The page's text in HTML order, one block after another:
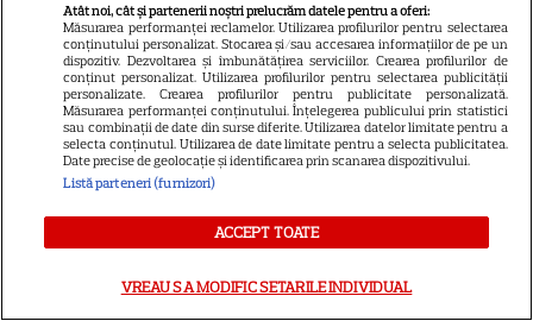
11
„Povestea peștelui posac”,
aventura animată inspirată
dintr-un bestseller The New
York Times, ajunge în
cinematografe pe 7 august
16
NETFLIX
Noutăți Netflix în august 2026:
noile sezoane din „Outer
Atât noi, cât și partenerii noștri prelucrăm datele pentru a oferi:
Măsurarea performanței reclamelor. Utilizarea profilurilor pentru selectarea
conținutului personalizat. Stocarea și/sau accesarea informațiilor de pe un
dispozitiv. Dezvoltarea și îmbunătățirea serviciilor. Crearea profilurilor de
conținut personalizat. Utilizarea profilurilor pentru selectarea publicității
personalizate. Crearea profilurilor pentru publicitate personalizată.
Măsurarea performanței conținutului. Înțelegerea publicului prin statistici
sau combinații de date din surse diferite. Utilizarea datelor limitate pentru a
selecta conținutul. Utilizarea de date limitate pentru a selecta publicitatea.
Date precise de geolocație și identificarea prin scanarea dispozitivului.
Listă parteneri (furnizori)
ACCEPT TOATE
VREAU SA MODIFIC SETARILE INDIVIDUAL